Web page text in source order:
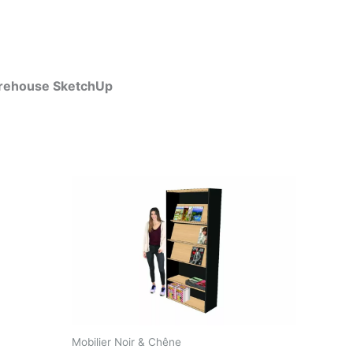
SketchUp
Mobilier Noir & Chêne